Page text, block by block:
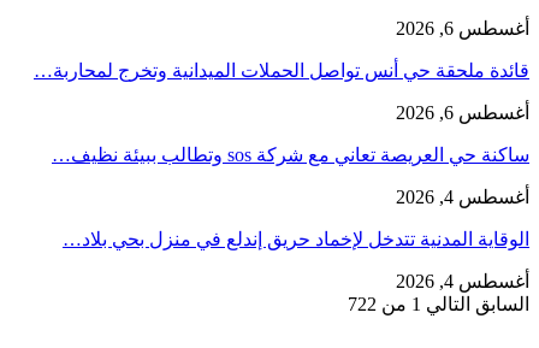
أغسطس 6, 2026
قائدة ملحقة حي أنس تواصل الحملات الميدانية وتخرج لمحاربة…
أغسطس 6, 2026
ساكنة حي العريصة تعاني مع شركة sos وتطالب ببيئة نظيف…
أغسطس 4, 2026
الوقاية المدنية تتدخل لإخماد حريق إندلع في منزل بحي بلاد…
أغسطس 4, 2026
السابق التالي 1 من 722